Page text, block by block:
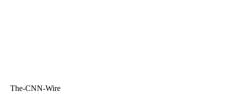
The-CNN-Wire